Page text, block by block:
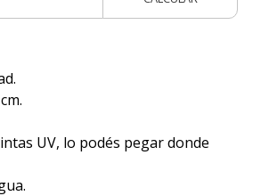
UV, lo podés pegar donde